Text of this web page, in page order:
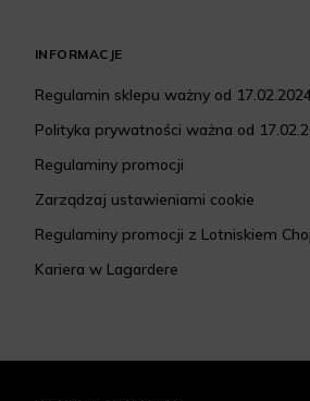
INFORMACJE
Regulamin sklepu ważny od
Polityka prywatności ważna od
Regulaminy promocji
Zarządzaj ustawieniami cookie
Regulaminy promocji z Lotniskiem
Kariera w Lagardere